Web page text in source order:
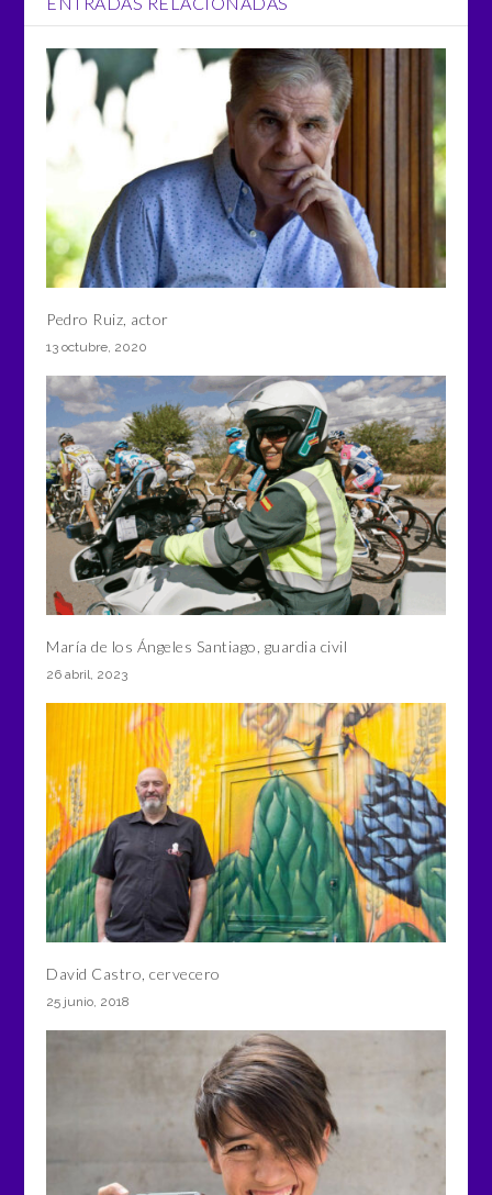
Pedro Ruiz, actor
13 octubre, 2020
María de los Ángeles Santiago, guardia civil
26 abril, 2023
David Castro, cervecero
25 junio, 2018